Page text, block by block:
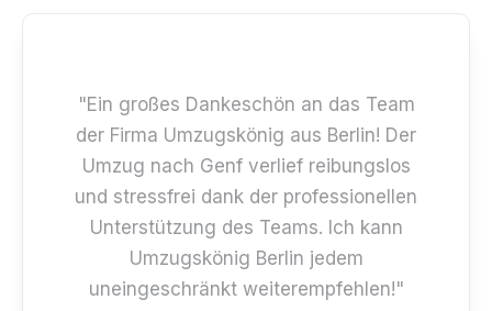
"Ein großes Dankeschön an das Team
der Firma Umzugskönig aus Berlin! Der
Umzug nach Genf verlief reibungslos
und stressfrei dank der professionellen
Unterstützung des Teams. Ich kann
Umzugskönig Berlin jedem
uneingeschränkt weiterempfehlen!"